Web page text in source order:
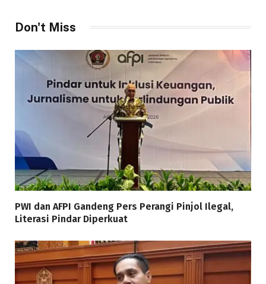
Don't Miss
PWI dan AFPI Gandeng Pers Perangi Pinjol Ilegal,
Literasi Pindar Diperkuat